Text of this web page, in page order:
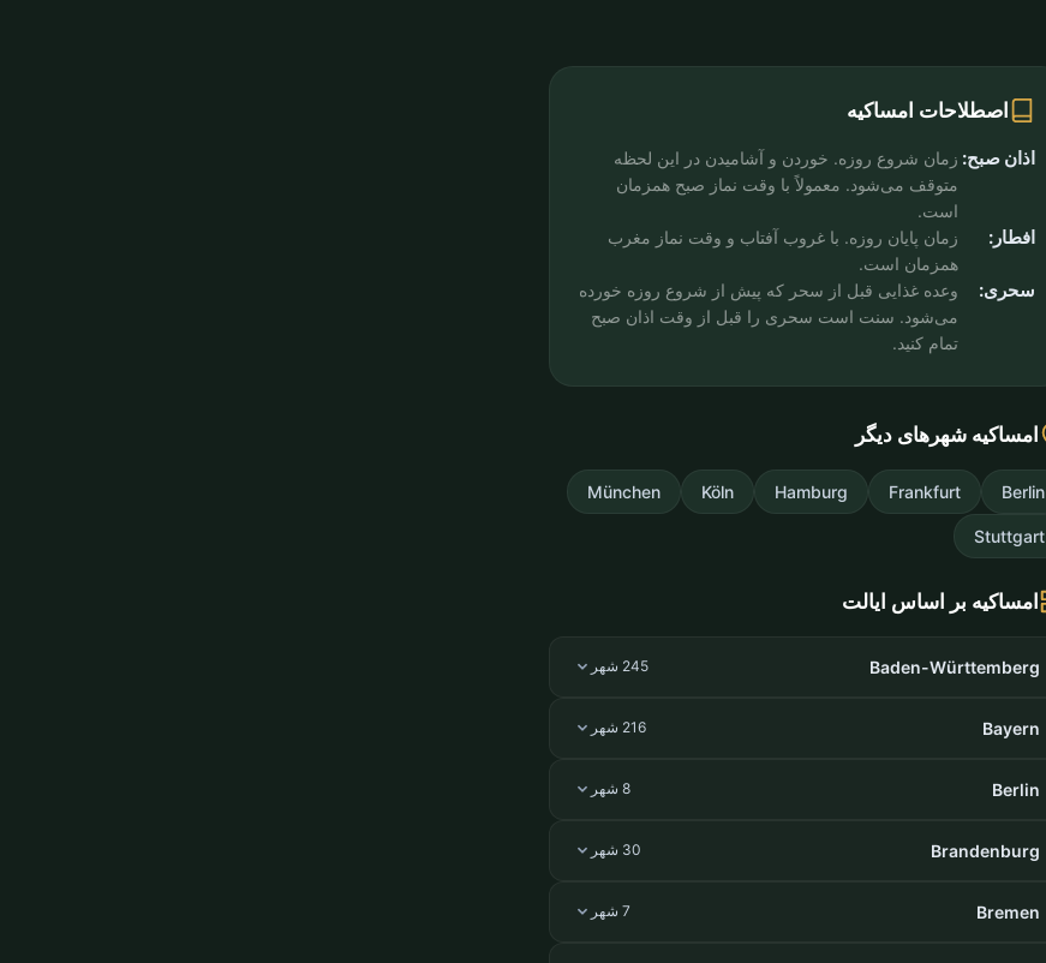
اصطلاحات امساکیه
اذان صبح: زمان شروع روزه. خوردن و آشامیدن در این لحظه
متوقف می‌شود. معمولاً با وقت نماز صبح همزمان
است.
افطار:
زمان پایان روزه. با غروب آفتاب و وقت نماز مغرب
همزمان است.
سحری:
وعده غذایی قبل از سحر که پیش از شروع روزه خورده
می‌شود. سنت است سحری را قبل از وقت اذان صبح
تمام کنید.
امساکیه شهرهای دیگر
Berlin
Frankfurt
Hamburg
Köln
München
Stuttgart
امساکیه بر اساس ایالت
Baden-Württemberg 245 شهر
Bayern 216 شهر
Berlin 8 شهر
Brandenburg 30 شهر
Bremen 7 شهر